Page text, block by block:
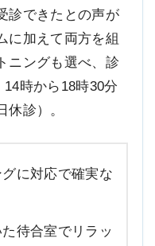
診できたとの声が
に加えて両方を組
ニングも選べ、診
時から18時30分
休診）。
に対応で確実な
待合室でリラッ